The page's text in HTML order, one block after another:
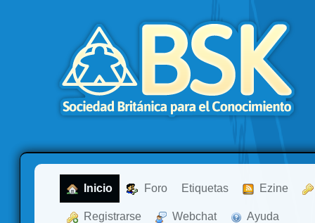
Inicio Foro Etiquetas Ezine
Registrarse Webchat Ayuda